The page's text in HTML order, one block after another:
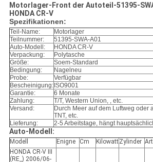
Motorlager-Front der Autoteil-51395-
HONDA CR-V
Spezifikationen:
Teil-Name:
Motorlager
Teilnummer:
51395-SWA-A01
Auto-Modell:
HONDA CR-V
Verpackung:
Polytasche
Größe:
Soem-Standard
Bedingung:
Nagelneu
Probe:
Verfügbar
Bescheinigung: ISO9001
Garantie:
6 Monate
Zahlung:
T/T, Western Union, , etc.
Versand:
Durch Meer auf dem Luftweg oder
TNT, etc.
Lieferung:
2-5 Arbeitstage, hängt
Auto-Modell:
Modell Enigne Cm KilowattZylinder Art
HONDA CR-V III
(RE_) 2006/06-